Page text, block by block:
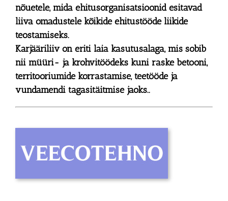
nõuetele, mida ehitusorganisatsioonid esitavad
liiva omadustele kõikide ehitustööde liikide
teostamiseks.
Karjääriliiv on eriti laia kasutusalaga, mis sobib
nii müüri- ja krohvitöödeks kuni raske betooni,
territooriumide korrastamise, teetööde ja
vundamendi tagasitäitmise jaoks..